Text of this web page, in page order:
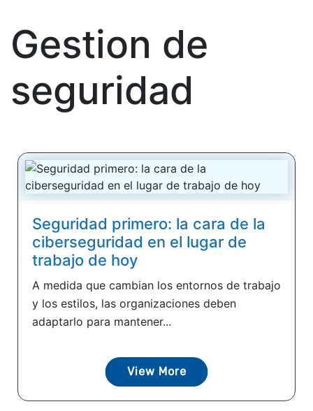
Gestion de
seguridad
Seguridad primero: la cara de la
ciberseguridad en el lugar de
trabajo de hoy
A medida que cambian los entornos de trabajo
y los estilos, las organizaciones deben
adaptarlo para mantener...
View More